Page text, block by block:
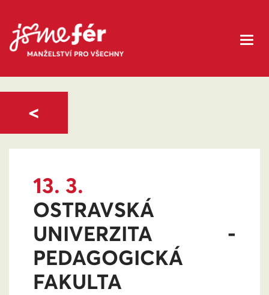
13. 3.
OSTRAVSKÁ
UNIVERZITA -
PEDAGOGICKÁ
FAKULTA
<